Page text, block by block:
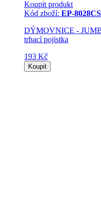
Koupit produkt
Kód zboží: EP-
DÝMOVNICE -
trhací pojistka
193 Kč
Koupit